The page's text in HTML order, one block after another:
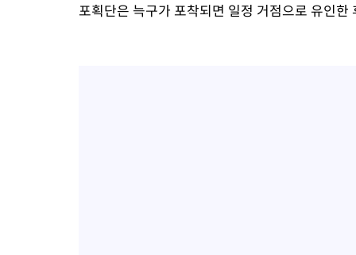
포획단은 늑구가 포착되면 일정 거점으로 유인